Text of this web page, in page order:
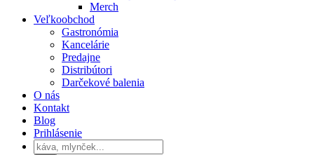
Merch
Veľkoobchod
Gastronómia
Kancelárie
Predajne
Distribútori
Darčekové balenia
O nás
Kontakt
Blog
Prihlásenie
Products